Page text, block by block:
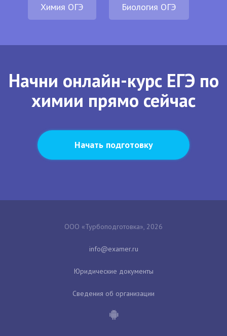
Химия ОГЭ Биология ОГЭ
Начни онлайн-курс ЕГЭ по
химии прямо сейчас
Начать подготовку
ООО «Турбоподготовка», 2026
Юридические документы
Сведения об организации